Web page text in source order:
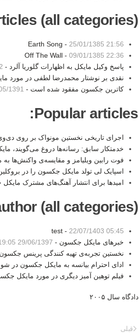
(all categories):
Earth Song - 25/01/1385 21:56
Off The Wall - 09/01/1385 22:36
پاسخ وکیل مایکل به اظهارات گلوریا آلرد -
نقدی بر نوشتار محمدرضا لطفی در مورد
کاترین جکسون مفقود شده است - 17:08
Popular articles:
اجرای تاریخی نخستین مونواک بر روی
خدمتکار سابق: رسانه‌ها دروغ می‌گویند،
فوت رابین ویلیامز و مقایسه‌ی واکنش‌ها
اسپایک لی تولد مایکل جکسون را در
امیدها برای انتشار آهنگ‌های مشترک
(all categories):
test - 22/07/1403 05:45
خبرهای مایکل جکسون - 29/06/1397 19:05
نخستین تجربه‌ی تهیه کنندگی پرینس
ادای احترام بیانسه به مایکل جکسون در
فیلم توهین آمیز دیگری در مورد مایکل
دادگاه سال ۲۰۰۵
قبلی